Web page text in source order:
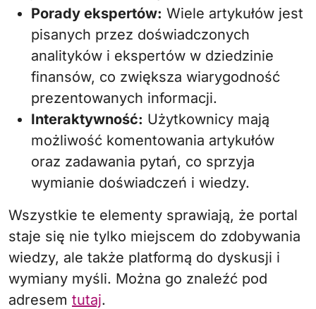
Porady ekspertów: Wiele artykułów jest
pisanych przez doświadczonych
analityków i ekspertów w dziedzinie
finansów, co zwiększa wiarygodność
prezentowanych informacji.
Interaktywność: Użytkownicy mają
możliwość komentowania artykułów
oraz zadawania pytań, co sprzyja
wymianie doświadczeń i wiedzy.
Wszystkie te elementy sprawiają, że portal
staje się nie tylko miejscem do zdobywania
wiedzy, ale także platformą do dyskusji i
wymiany myśli. Można go znaleźć pod
adresem tutaj.